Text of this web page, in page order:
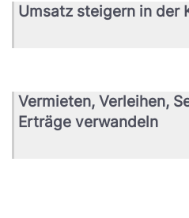
Umsatz steigern in der
Vermieten, Verleihen,
Erträge verwandeln